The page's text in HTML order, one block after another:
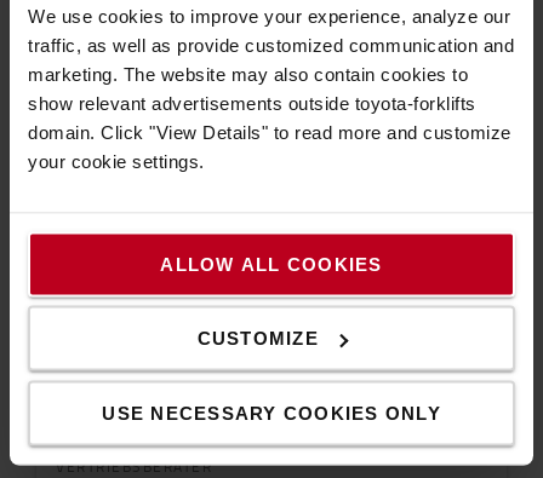
We use cookies to improve your experience, analyze our
traffic, as well as provide customized communication and
marketing. The website may also contain cookies to
show relevant advertisements outside toyota-forklifts
domain. Click "View Details" to read more and customize
your cookie settings.
ALLOW ALL COOKIES
CUSTOMIZE
USE NECESSARY COOKIES ONLY
JETZT KONTAKTIEREN
VERTRIEBSBERATER
Maximilian Gläßel
Freudenstatt
VERTRIEBSBERATER